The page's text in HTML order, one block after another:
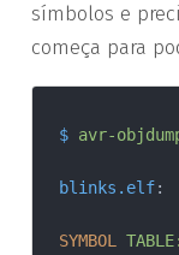
símbolos e
começa para
$ avr-
blinks.elf
SYMBOL
TABLE: